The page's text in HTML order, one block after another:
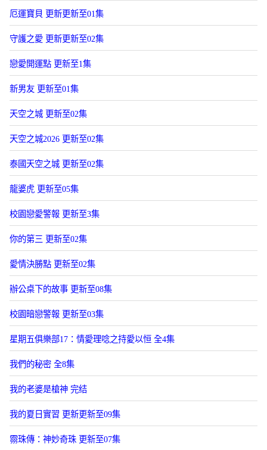
厄運寶貝 更新更新至01集
守護之愛 更新更新至02集
戀愛開運點 更新至1集
新男友 更新至01集
天空之城 更新至02集
天空之城2026 更新至02集
泰國天空之城 更新至02集
龍婆虎 更新至05集
校園戀愛警報 更新至3集
你的第三 更新至02集
愛情決勝點 更新至02集
辦公桌下的故事 更新至08集
校園暗戀警報 更新至03集
星期五俱樂部17：情愛理唸之持愛以恒 全4集
我們的秘密 全8集
我的老婆是槍神 完结
我的夏日實習 更新更新至09集
霛珠傳：神妙奇珠 更新至07集